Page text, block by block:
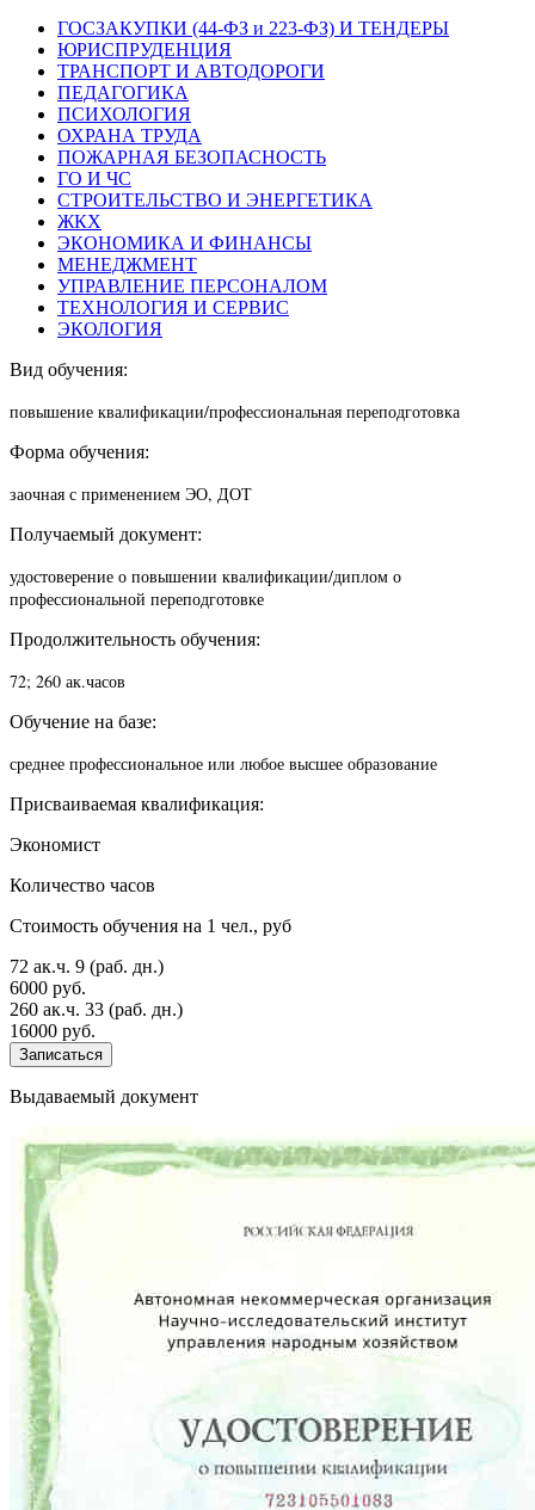
ГОСЗАКУПКИ (44-ФЗ и 223-ФЗ) И ТЕНДЕРЫ
ЮРИСПРУДЕНЦИЯ
ТРАНСПОРТ И АВТОДОРОГИ
ПЕДАГОГИКА
ПСИХОЛОГИЯ
ОХРАНА ТРУДА
ПОЖАРНАЯ БЕЗОПАСНОСТЬ
ГО И ЧС
СТРОИТЕЛЬСТВО И ЭНЕРГЕТИКА
ЖКХ
ЭКОНОМИКА И ФИНАНСЫ
МЕНЕДЖМЕНТ
УПРАВЛЕНИЕ ПЕРСОНАЛОМ
ТЕХНОЛОГИЯ И СЕРВИС
ЭКОЛОГИЯ
Вид обучения:
повышение квалификации/профессиональная переподготовка
Форма обучения:
заочная с применением ЭО, ДОТ
Получаемый документ:
удостоверение о повышении квалификации/диплом о
профессиональной переподготовке
Продолжительность обучения:
72; 260 ак.часов
Обучение на базе:
среднее профессиональное или любое высшее образование
Присваиваемая квалификация:
Экономист
Количество часов
Стоимость обучения на 1 чел., руб
72 ак.ч. 9 (раб. дн.)
6000 руб.
260 ак.ч. 33 (раб. дн.)
16000 руб.
Записаться
Выдаваемый документ